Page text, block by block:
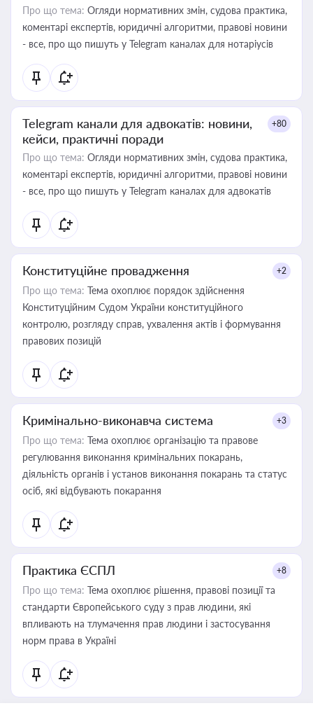
Про що тема: Огляди нормативних змін, судова практика,
коментарі експертів, юридичні алгоритми, правові новини
- все, про що пишуть у Telegram каналах для нотаріусів
Telegram канали для адвокатів: новини,
кейси, практичні поради
+80
Про що тема: Огляди нормативних змін, судова практика,
коментарі експертів, юридичні алгоритми, правові новини
- все, про що пишуть у Telegram каналах для адвокатів
Конституційне провадження +2
Про що тема: Тема охоплює порядок здійснення
Конституційним Судом України конституційного
контролю, розгляду справ, ухвалення актів і формування
правових позицій
Кримінально-виконавча система +3
Про що тема: Тема охоплює організацію та правове
регулювання виконання кримінальних покарань,
діяльність органів і установ виконання покарань та статус
осіб, які відбувають покарання
Практика ЄСПЛ +8
Про що тема: Тема охоплює рішення, правові позиції та
стандарти Європейського суду з прав людини, які
впливають на тлумачення прав людини і застосування
норм права в Україні